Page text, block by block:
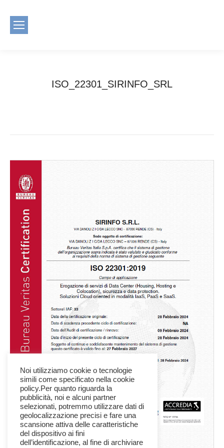
ISO_22301_SIRINFO_SRL
Noi utilizziamo cookie o tecnologie
simili come specificato nella cookie
policy.Per quanto riguarda la
pubblicità, noi e alcuni partner
selezionati, potremmo utilizzare dati di
geolocalizzazione precisi e fare una
scansione attiva delle caratteristiche
del dispositivo ai fini
dell’identificazione, al fine di archiviare